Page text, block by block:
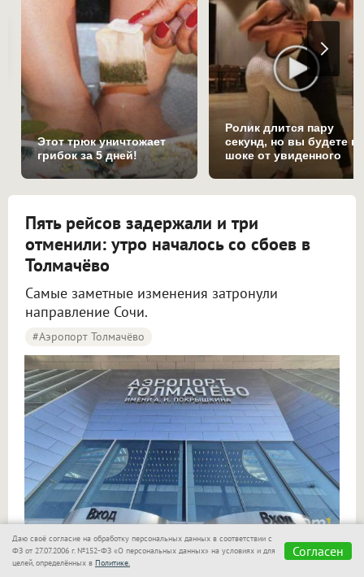
Этот трюк уничтожает
грибок за 5 дней!
Ролик длится пару
секунд, но вы будете в
шоке от увиденного
Пять рейсов задержали и три
отменили: утро началось со сбоев в
Толмачёво
Самые заметные изменения затронули
направление Сочи.
#Аэропорт Толмачёво
Фото: Om1.ru
Даю своё согласие на обработку персональных данных в соответствии с
ФЗ от 27.07.2006 г. №152-ФЗ «О персональных данных» на условиях и для
целей, определённых в Политике.
Согласен